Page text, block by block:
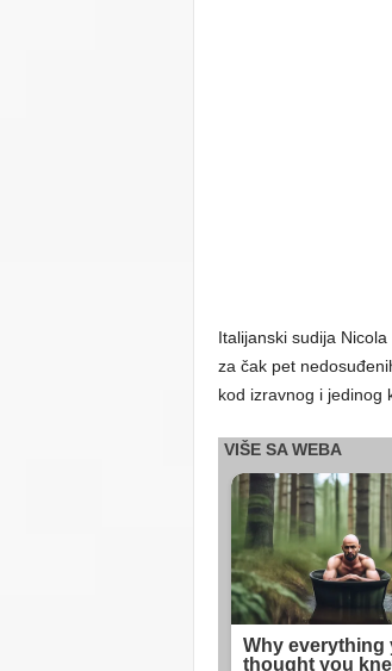
Italijanski sudija
za čak pet
kod izravnog i jedinog